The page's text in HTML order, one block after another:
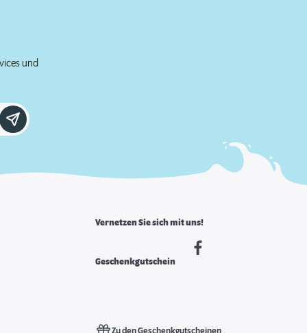
und
Vernetzen Sie sich mit uns!
Geschenkgutschein
Zu den Geschenkgutscheinen